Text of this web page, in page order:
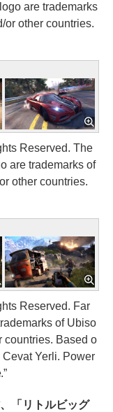
are trademarks
or other countries.
Reserved. The
are trademarks of
other countries.
Reserved. Far
of Ubiso
countries. Based o
Cevat Yerli. Power
「リトルビッグ